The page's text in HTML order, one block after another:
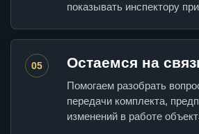
показывать инспектору
05 Остаемся на
Помогаем разобрать
передачи комплекта,
изменений в работе